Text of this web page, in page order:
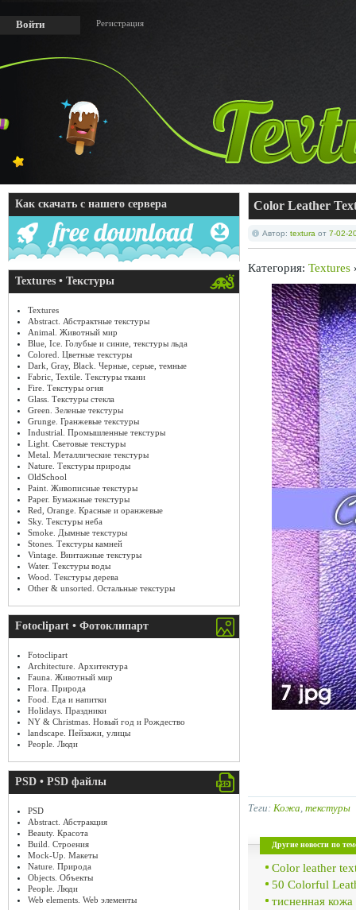
Войти Регистрация
Как скачать с нашего сервера
Textures • Текстуры
Textures
Abstract. Абстрактные текстуры
Animal. Животный мир
Blue, Ice. Голубые и синие, текстуры льда
Colored. Цветные текстуры
Dark, Gray, Black. Черные, серые, темные
Fabric, Textile. Текстуры ткани
Fire. Текстуры огня
Glass. Текстуры стекла
Green. Зеленые текстуры
Grunge. Гранжевые текстуры
Industrial. Промышленные текстуры
Light. Световые текстуры
Metal. Металлические текстуры
Nature. Текстуры природы
OldSchool
Paint. Живописные текстуры
Paper. Бумажные текстуры
Red, Orange. Красные и оранжевые
Sky. Текстуры неба
Smoke. Дымные текстуры
Stones. Текстуры камней
Vintage. Винтажные текстуры
Water. Текстуры воды
Wood. Текстуры дерева
Other & unsorted. Остальные текстуры
Fotoclipart • Фотоклипарт
Fotoclipart
Architecture. Архитектура
Fauna. Животный мир
Flora. Природа
Food. Еда и напитки
Holidays. Праздники
NY & Christmas. Новый год и Рождество
landscape. Пейзажи, улицы
People. Люди
PSD • PSD файлы
PSD
Abstract. Абстракция
Beauty. Красота
Build. Строения
Mock-Up. Макеты
Nature. Природа
Objects. Объекты
People. Люди
Web elements. Web элементы
Color Leather
Автор: textura от 7-02-
Категория: Textures
Теги: Кожа текстуры
Другие новости по
Color leather
50 Colorful
тисненная